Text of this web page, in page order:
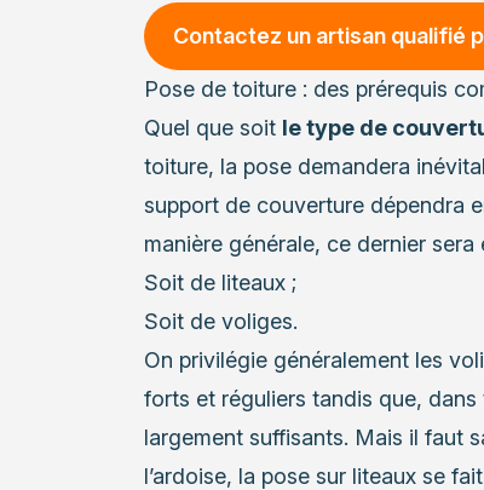
Contactez un artisan qualifié
Pose de toiture : des prérequis
Quel que soit le type de
toiture, la pose demandera
support de couverture dépendra
manière générale, ce dernier
Soit de liteaux ;
Soit de voliges.
On privilégie généralement les
forts et réguliers tandis que,
largement suffisants. Mais il faut
l’ardoise, la pose sur liteaux se